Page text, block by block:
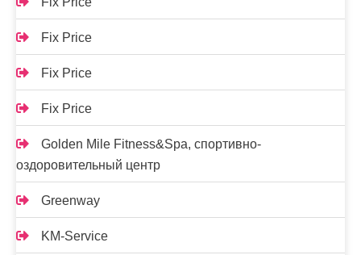
Fix Price
Fix Price
Fix Price
Golden Mile Fitness&Spa, спортивно-
оздоровительный центр
Greenway
KM-Service